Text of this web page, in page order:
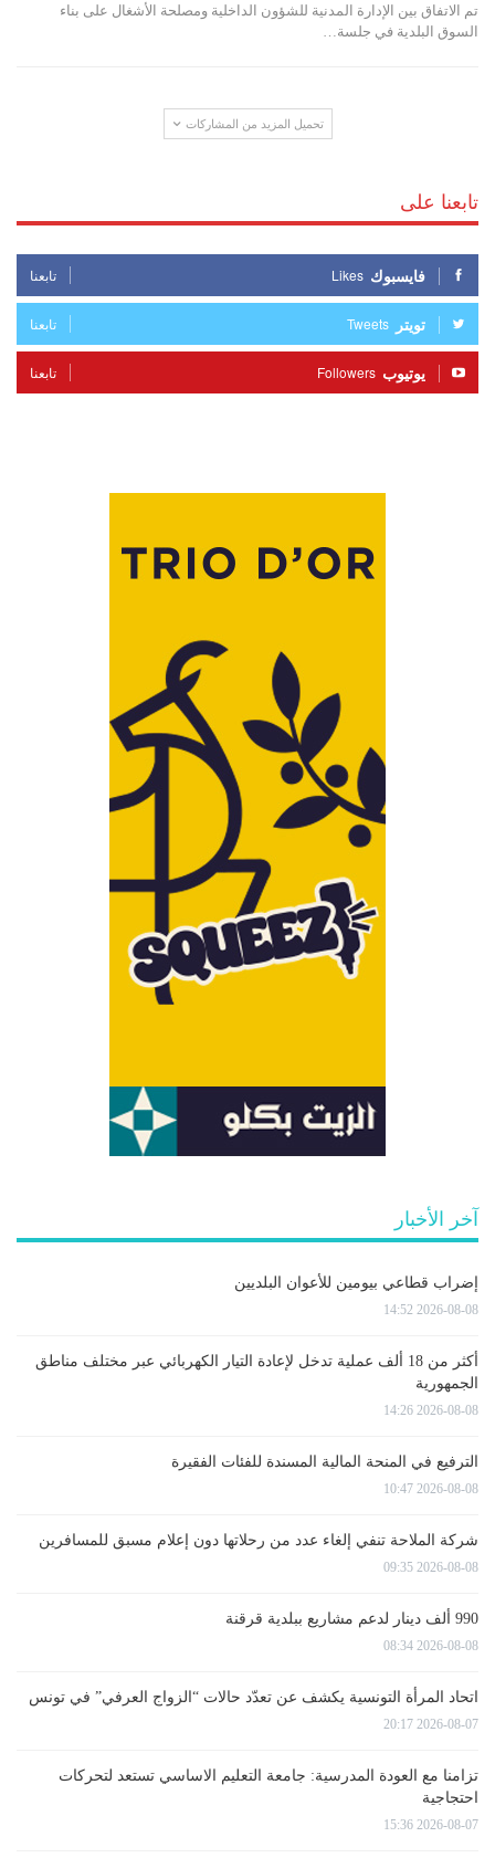
تم الاتفاق بين الإدارة المدنية للشؤون الداخلية ومصلحة الأشغال على بناء
السوق البلدية في جلسة…
تحميل المزيد من المشاركات
تابعنا على
فايسبوك Likes تابعنا
تويتر Tweets تابعنا
يوتيوب Followers تابعنا
آخر الأخبار
إضراب قطاعي بيومين للأعوان البلديين
2026-08-08 14:52
أكثر من 18 ألف عملية تدخل لإعادة التيار الكهربائي عبر مختلف مناطق
الجمهورية
2026-08-08 14:26
الترفيع في المنحة المالية المسندة للفئات الفقيرة
2026-08-08 10:47
شركة الملاحة تنفي إلغاء عدد من رحلاتها دون إعلام مسبق للمسافرين
2026-08-08 09:35
990 ألف دينار لدعم مشاريع ببلدية قرقنة
2026-08-08 08:34
اتحاد المرأة التونسية يكشف عن تعدّد حالات “الزواج العرفي” في تونس
2026-08-07 20:17
تزامنا مع العودة المدرسية: جامعة التعليم الاساسي تستعد لتحركات
احتجاجية
2026-08-07 15:36